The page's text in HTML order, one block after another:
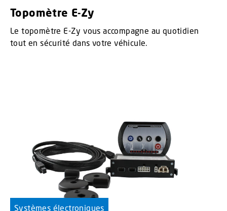
Topomètre E-Zy
Le topomètre E-Zy vous accompagne au quotidien
tout en sécurité dans votre véhicule.
Systèmes électroniques